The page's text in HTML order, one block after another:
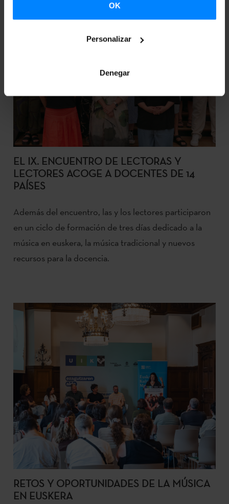
OK
Personalizar
Denegar
EL IX. ENCUENTRO DE LECTORAS Y
LECTORES ACOGE A DOCENTES DE 14
PAÍSES
Además del encuentro, las y los lectores participaron
en un ciclo de formación de tres días dedicado a la
música en euskera, la música tradicional y nuevos
recursos para la docencia.
RETOS Y OPORTUNIDADES DE LA MÚSICA
EN EUSKERA